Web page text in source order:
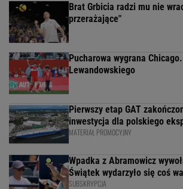
Brat Grbicia radzi mu nie
przerażające"
Pucharowa wygrana
Lewandowskiego
Pierwszy etap GAT
inwestycja dla polskiego
MATERIAŁ PROMOCYJNY
Wpadka z Abramowicz
Świątek wydarzyło się coś
SUBSKRYPCJA